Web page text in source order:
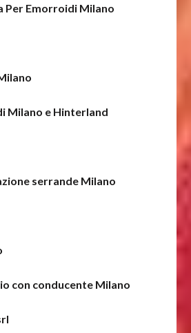
Per Emorroidi Milano
Milano e Hinterland
serrande Milano
con conducente Milano